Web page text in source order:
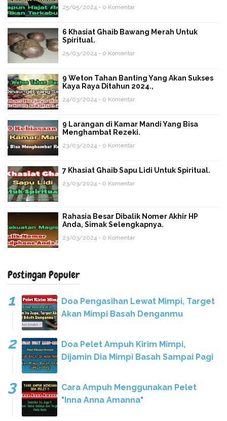
25/05/2024 - 0 Komentar
6 Khasiat Ghaib Bawang Merah Untuk
Spiritual.
25/03/2024 - 0 Komentar
9 Weton Tahan Banting Yang Akan Sukses
Kaya Raya Ditahun 2024.,
24/03/2024 - 0 Komentar
9 Larangan di Kamar Mandi Yang Bisa
Menghambat Rezeki.
23/03/2024 - 0 Komentar
7 Khasiat Ghaib Sapu Lidi Untuk Spiritual.
23/03/2024 - 0 Komentar
Rahasia Besar Dibalik Nomer Akhir HP
Anda, Simak Selengkapnya.
23/03/2024 - 0 Komentar
Postingan Populer
Doa Pengasihan Lewat Mimpi, Target
Akan Mimpi Basah Denganmu
Doa Pelet Ampuh Kirim Mimpi,
Dijamin Dia Mimpi Basah Sampai Pagi
Cara Ampuh Menggunakan Pelet
"Inna Anna Amanna"